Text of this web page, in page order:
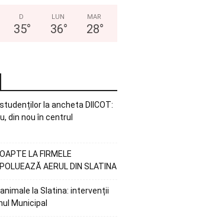
D
35°
LUN
36°
MAR
28°
la ancheta DIICOT:
din nou în centrul
LA FIRMELE
AERUL DIN SLATINA
la Slatina: intervenții
Municipal